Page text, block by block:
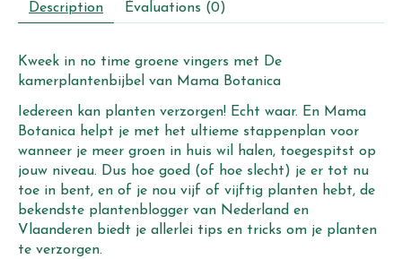
Description Évaluations (0)
Kweek in no time groene vingers met De
kamerplantenbijbel van Mama Botanica
Iedereen kan planten verzorgen! Echt waar. En Mama
Botanica helpt je met het ultieme stappenplan voor
wanneer je meer groen in huis wil halen, toegespitst op
jouw niveau. Dus hoe goed (of hoe slecht) je er tot nu
toe in bent, en of je nou vijf of vijftig planten hebt, de
bekendste plantenblogger van Nederland en
Vlaanderen biedt je allerlei tips en tricks om je planten
te verzorgen.